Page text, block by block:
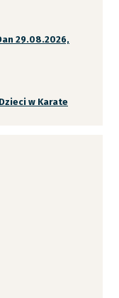
29.08.2026,
w Karate